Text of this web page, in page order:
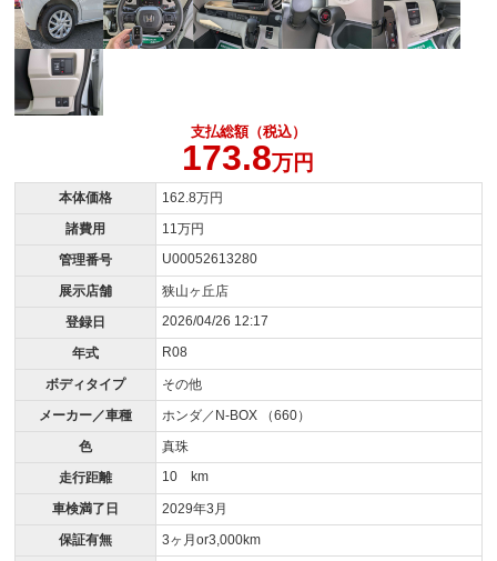
支払総額（税込）
173.8万円
本体価格
162.8万円
諸費用
11万円
管理番号
U00052613280
展示店舗
狭山ヶ丘店
登録日
2026/04/26 12:17
年式 R08
ボディタイプ
その他
メーカー／車種
ホンダ／N-BOX （660）
色
真珠
走行距離
10 km
車検満了日
2029年3月
保証有無
3ヶ月or3,000km